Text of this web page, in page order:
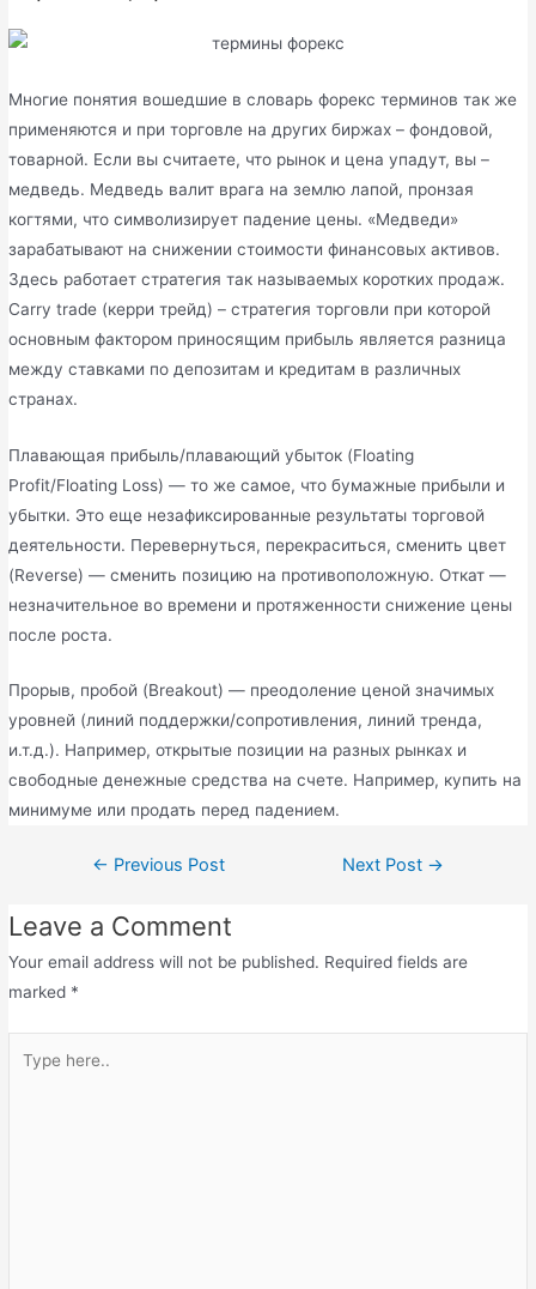
Многие понятия вошедшие в словарь форекс терминов так же
применяются и при торговле на других биржах – фондовой,
товарной. Если вы считаете, что рынок и цена упадут, вы –
медведь. Медведь валит врага на землю лапой, пронзая
когтями, что символизирует падение цены. «Медведи»
зарабатывают на снижении стоимости финансовых активов.
Здесь работает стратегия так называемых коротких продаж.
Сarry trade (керри трейд) – стратегия торговли при которой
основным фактором приносящим прибыль является разница
между ставками по депозитам и кредитам в различных
странах.
Плавающая прибыль/плавающий убыток (Floating
Profit/Floating Loss) — то же самое, что бумажные прибыли и
убытки. Это еще незафиксированные результаты торговой
деятельности. Перевернуться, перекраситься, сменить цвет
(Reverse) — сменить позицию на противоположную. Откат —
незначительное во времени и протяженности снижение цены
после роста.
Прорыв, пробой (Breakout) — преодоление ценой значимых
уровней (линий поддержки/сопротивления, линий тренда,
и.т.д.). Например, открытые позиции на разных рынках и
свободные денежные средства на счете. Например, купить на
минимуме или продать перед падением.
← Previous Post Next Post →
Leave a Comment
Your email address will not be published. Required fields are
marked *